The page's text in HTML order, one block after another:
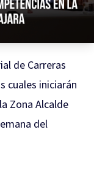
de Carreras
cuales iniciarán
Zona Alcalde
del